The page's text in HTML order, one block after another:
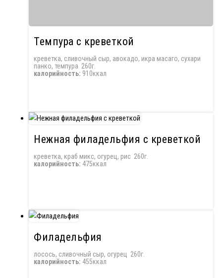
Темпура с креветкой
креветка, сливочный сыр, авокадо, икра масаго, сухари
панко, темпура 260г.
калорийность: 910ккал
Нежная филадельфия с креветкой
креветка, краб микс, огурец, рис 260г.
калорийность: 475ккал
Филадельфия
лосось, сливочный сыр, огурец 260г.
калорийность: 455ккал